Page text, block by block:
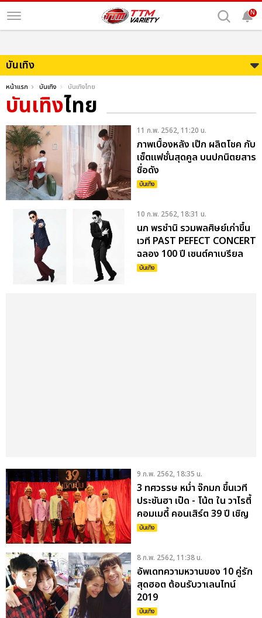
N
บันเทิง
หน้าแรก บันเทิง บันเทิงไทย
บันเทิงไทย
11 ก.พ. 2562, 11:20 น.
ภาพเบื้องหลัง เป๊ก ผลิตโชค กับ
เซ็ตแฟชั่นสุดคูล บนปกนิตยสาร
ชื่อดัง
บันเทิง
10 ก.พ. 2562, 18:31 น.
นภ พรชำนิ รวมพลศิษย์เก่าขึ้น
เวที PAST PEFECT CONCERT
ฉลอง 100 ปี เซนต์คาเบรียล
บันเทิง
9 ก.พ. 2562, 18:35 น.
3 ทศวรรษ หม่ำ จ๊กมก ขึ้นเวที
ประชันฮา เป็ด - โน้ต ใน วาไรตี้
คอมเมดี้ คอนเสิร์ต 39 ปี เชิญ
ยิ้ม 1-3 มี.ค.นี้
บันเทิง
8 ก.พ. 2562, 11:38 น.
อัพเดทความหวานของ 10 คู่รัก
สุดฮอต ต้อนรับวาเลนไทน์
2019
บันเทิง